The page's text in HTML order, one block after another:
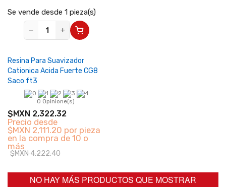
Se vende desde 1 pieza(s)
−
+
Resina Para Suavizador
Cationica Acida Fuerte CG8
Saco ft3
0 Opinione(s)
$MXN 2,322.32
Precio desde
$MXN 2,111.20 por pieza
en la compra de 10 o
más
$MXN 4,222.40
NO HAY MÁS PRODUCTOS QUE MOSTRAR